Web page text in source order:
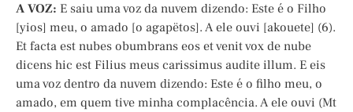
A VOZ: E saiu uma voz da nuvem dizendo: Este é o Filho
[yios] meu, o amado [o agapëtos]. A ele ouvi [akouete] (6).
Et facta est nubes obumbrans eos et venit vox de nube
dicens hic est Filius meus carissimus audite illum. E eis
uma voz dentro da nuvem dizendo: Este é o filho meu, o
amado, em quem tive minha complacência. A ele ouvi (Mt